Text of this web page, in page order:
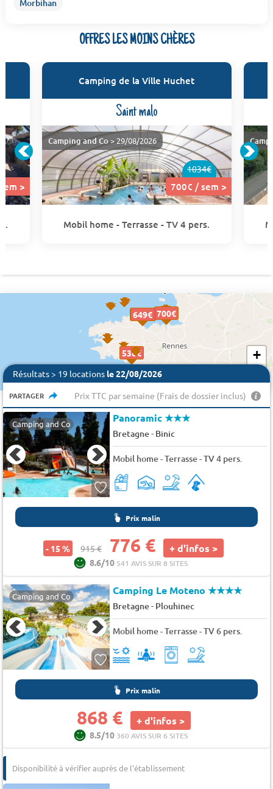
Morbihan
OFFRES LES MOINS CHÈRES
>
Camping de la Ville Huchet
Saint malo
1034€
700€ / sem >
Camping and Co > 29/08/2026
Mobil home - Terrasse - TV 4 pers.
776 €
649€
538€
700€
649€
538€
700€
649€
+
Résultats > 19 locations le 22/08/2026
PARTAGER Prix TTC par semaine (Frais de dossier inclus)
Camping and Co Panoramic★★★
Bretagne- Binic
Mobil home - Terrasse - TV 4 pers.
Prix malin
- 15 % 915 € 776 € + d'infos >
8.6/10 541 AVIS SUR 8 SITES
Camping and Co Camping Le Moteno★★★★
Bretagne- Plouhinec
Mobil home - Terrasse - TV 6 pers.
Prix malin
868 € + d'infos >
8.5/10 360 AVIS SUR 6 SITES
Disponibilité à vérifier auprès de l'établissement